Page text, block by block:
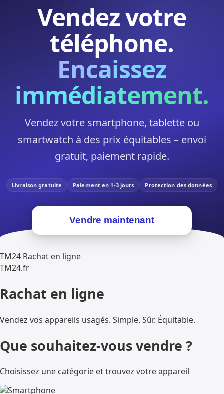
Vendez votre
téléphone.
Encaissez
immédiatement.
Vendez votre smartphone, tablette ou
smartwatch à des prix équitables – envoi
gratuit, paiement rapide.
Livraison gratuite Paiement en 1-3 jours Protection des données
Vendre maintenant
TM24 Rachat en ligne
TM24.fr
Rachat en ligne
Vendez vos appareils usagés. Simple. Sûr. Équitable.
Que souhaitez-vous vendre ?
Choisissez une catégorie et trouvez votre appareil